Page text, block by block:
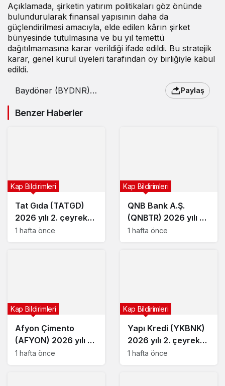
Açıklamada, şirketin yatırım politikaları göz önünde
bulundurularak finansal yapısının daha da
güçlendirilmesi amacıyla, elde edilen kârın şirket
bünyesinde tutulmasına ve bu yıl temettü
dağıtılmamasına karar verildiği ifade edildi. Bu stratejik
karar, genel kurul üyeleri tarafından oy birliğiyle kabul
edildi.
Baydöner (BYDNR)
kararını açıkladı
Paylaş
Benzer Haberler
Tat Gıda (TATGD)
2026 yılı 2. çeyrek
bilançosunu açıkladı
Kap Bildirimleri
1 hafta önce
QNB Bank A.Ş.
(QNBTR) 2026 yılı 2.
çeyrek bilançosunu
Kap Bildirimleri
1 hafta önce
Afyon Çimento
(AFYON) 2026 yılı 2.
çeyrek bilançosunu
Kap Bildirimleri
1 hafta önce
Yapı Kredi (YKBNK)
2026 yılı 2. çeyrek
bilançosunu açıkladı
Kap Bildirimleri
1 hafta önce